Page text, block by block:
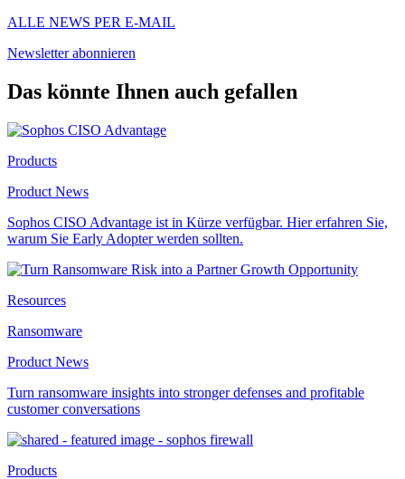
ALLE NEWS PER E-MAIL
Newsletter abonnieren
Das könnte Ihnen auch gefallen
Products
Product News
Sophos CISO Advantage ist in Kürze verfügbar. Hier erfahren Sie,
warum Sie Early Adopter werden sollten.
Resources
Ransomware
Product News
Turn ransomware insights into stronger defenses and profitable
customer conversations
Products